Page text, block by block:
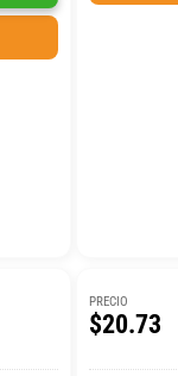
PRECIO
$20.73